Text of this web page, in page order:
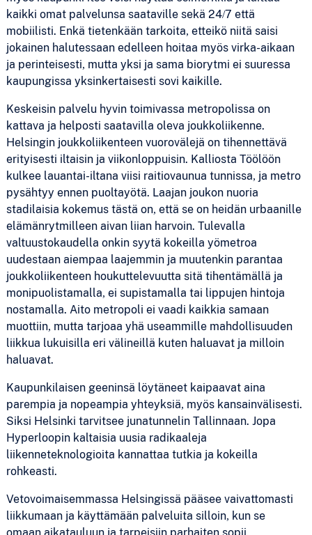
kaikki omat palvelunsa saataville sekä 24/7 että
mobiilisti. Enkä tietenkään tarkoita, etteikö niitä saisi
jokainen halutessaan edelleen hoitaa myös virka-aikaan
ja perinteisesti, mutta yksi ja sama biorytmi ei suuressa
kaupungissa yksinkertaisesti sovi kaikille.
Keskeisin palvelu hyvin toimivassa metropolissa on
kattava ja helposti saatavilla oleva joukkoliikenne.
Helsingin joukkoliikenteen vuorovälejä on tihennettävä
erityisesti iltaisin ja viikonloppuisin. Kalliosta Töölöön
kulkee lauantai-iltana viisi raitiovaunua tunnissa, ja metro
pysähtyy ennen puoltayötä. Laajan joukon nuoria
stadilaisia kokemus tästä on, että se on heidän urbaanille
elämänrytmilleen aivan liian harvoin. Tulevalla
valtuustokaudella onkin syytä kokeilla yömetroa
uudestaan aiempaa laajemmin ja muutenkin parantaa
joukkoliikenteen houkuttelevuutta sitä tihentämällä ja
monipuolistamalla, ei supistamalla tai lippujen hintoja
nostamalla. Aito metropoli ei vaadi kaikkia samaan
muottiin, mutta tarjoaa yhä useammille mahdollisuuden
liikkua lukuisilla eri välineillä kuten haluavat ja milloin
haluavat.
Kaupunkilaisen geeninsä löytäneet kaipaavat aina
parempia ja nopeampia yhteyksiä, myös kansainvälisesti.
Siksi Helsinki tarvitsee junatunnelin Tallinnaan. Jopa
Hyperloopin kaltaisia uusia radikaaleja
liikenneteknologioita kannattaa tutkia ja kokeilla
rohkeasti.
Vetovoimaisemmassa Helsingissä pääsee vaivattomasti
liikkumaan ja käyttämään palveluita silloin, kun se